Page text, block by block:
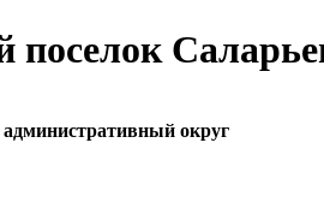
поселок
округ